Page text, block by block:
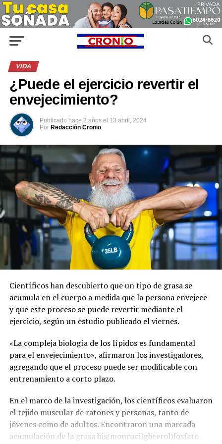
VIDA
¿Puede el ejercicio revertir el
envejecimiento?
Publicado hace 2 años el 13 abril, 2024
Por Redacción Cronio
Científicos han descubierto que un tipo de grasa se
acumula en el cuerpo a medida que la persona envejece
y que este proceso se puede revertir mediante el
ejercicio, según un estudio publicado el viernes.
«La compleja biología de los lípidos es fundamental
para el envejecimiento», afirmaron los investigadores,
agregando que el proceso puede ser modificable con
entrenamiento a corto plazo.
En el marco de la investigación, los científicos evaluaron
el tejido muscular de ratones y personas, tanto de
jóvenes como de adultos. Encontraron una marcada
acumulación de la grasa bis(monoacilglicerol)fosfato